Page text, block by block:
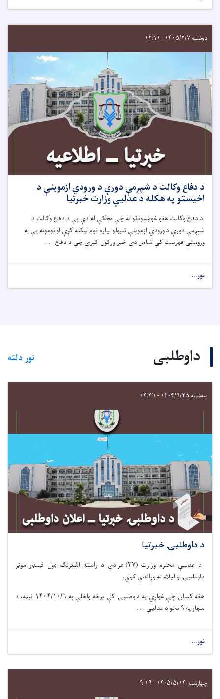
دوشنبه ۱۴۰۵/۲/۷ - ۱۲:۱۱
د دفاع وکالت د شپږمې دورې د ورودي ازموینې د
اخیستو په هکله د عدلیې وزارت خبرتیا
د دفاع وکالت هغو غوښتونکو ته چې مخکې له دې یې د دفاع وکالت د
شپږمې دورې د ورودي ازموینې تېرولو لپاره نوم لیکنه کړې او نومونه یې په
وروستي فهرست کې شامل دي خبر ورکول کېږي چې د دفاع . . .
نور...
داوطلبی نور دلته
سه‌شنبه ۱۴۰۴/۹/۲۵ - ۱۴:۴۶
د داوطلبۍ خبرتیا
د عدلیې محترم وزارت (۳۷) عرادې د راسته اشترنګ ډول فیلډر موټر
داوطلبۍ او لیلام ته وړاندې کوي.
هغه کسان چې غواړي په داوطلبۍ کې برخه واخلي په ۱۴۰۴/۱۰/۶ نېټه، د
سهار په ۹ بجو د عدلیې . . .
نور...
چهارشنبه ۱۴۰۵/۵/۱۴ - ۹:۱۹